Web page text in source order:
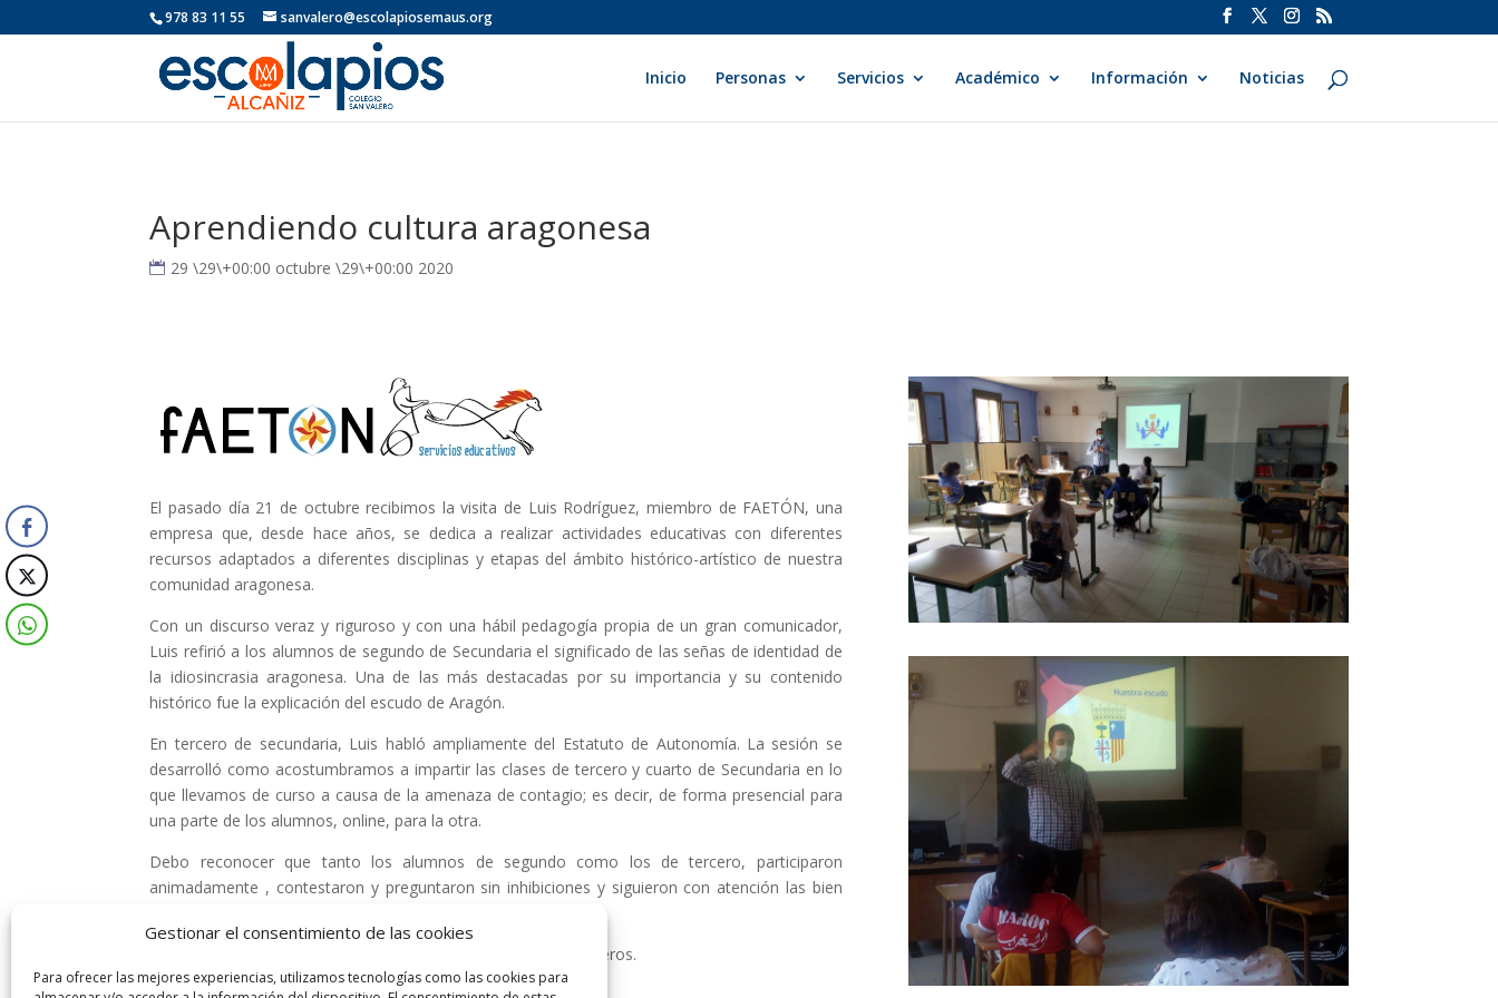
Gestionar el consentimiento de las cookies
Para ofrecer las mejores experiencias, utilizamos tecnologías como las cookies para
978 83 11 55 sanvalero@escolapiosemaus.org
Inicio Personas Servicios Académico Información Noticias
Aprendiendo cultura aragonesa
29 \29\+00:00 octubre \29\+00:00 2020
El pasado día 21 de octubre recibimos la visita de Luis Rodríguez, miembro de FAETÓN, una
empresa que, desde hace años, se dedica a realizar actividades educativas con diferentes
recursos adaptados a diferentes disciplinas y etapas del ámbito histórico-artístico de nuestra
comunidad aragonesa.
Con un discurso veraz y riguroso y con una hábil pedagogía propia de un gran comunicador,
Luis refirió a los alumnos de segundo de Secundaria el significado de las señas de identidad de
la idiosincrasia aragonesa. Una de las más destacadas por su importancia y su contenido
histórico fue la explicación del escudo de Aragón.
En tercero de secundaria, Luis habló ampliamente del Estatuto de Autonomía. La sesión se
desarrolló como acostumbramos a impartir las clases de tercero y cuarto de Secundaria en lo
que llevamos de curso a causa de la amenaza de contagio; es decir, de forma presencial para
una parte de los alumnos, online, para la otra.
Debo reconocer que tanto los alumnos de segundo como los de tercero, participaron
animadamente , contestaron y preguntaron sin inhibiciones y siguieron con atención las bien
Esperamos volver a contar con esta experiencia en años venideros.